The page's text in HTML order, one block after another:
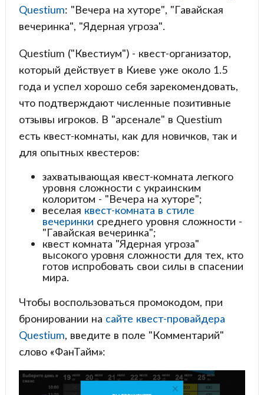
Questium: "Вечера на хуторе", "Гавайская
вечеринка", "Ядерная угроза".
Questium ("Квестиум") - квест-организатор,
который действует в Киеве уже около 1.5
года и успел хорошо себя зарекомендовать,
что подтверждают численные позитивные
отзывы игроков. В "арсенале" в Questium
есть квест-комнаты, как для новичков, так и
для опытных квестеров:
захватывающая квест-комната легкого
уровня сложности с украинским
колоритом - "Вечера на хуторе";
веселая квест-комната в стиле
вечеринки среднего уровня сложности -
"Гавайская вечеринка";
квест комната "Ядерная угроза"
высокого уровня сложности для тех, кто
готов испробовать свои силы в спасении
мира.
Чтобы воспользоваться промокодом, при
бронировании на сайте квест-провайдера
Questium, введите в поле "Комментарий"
слово «ФанТайм»: